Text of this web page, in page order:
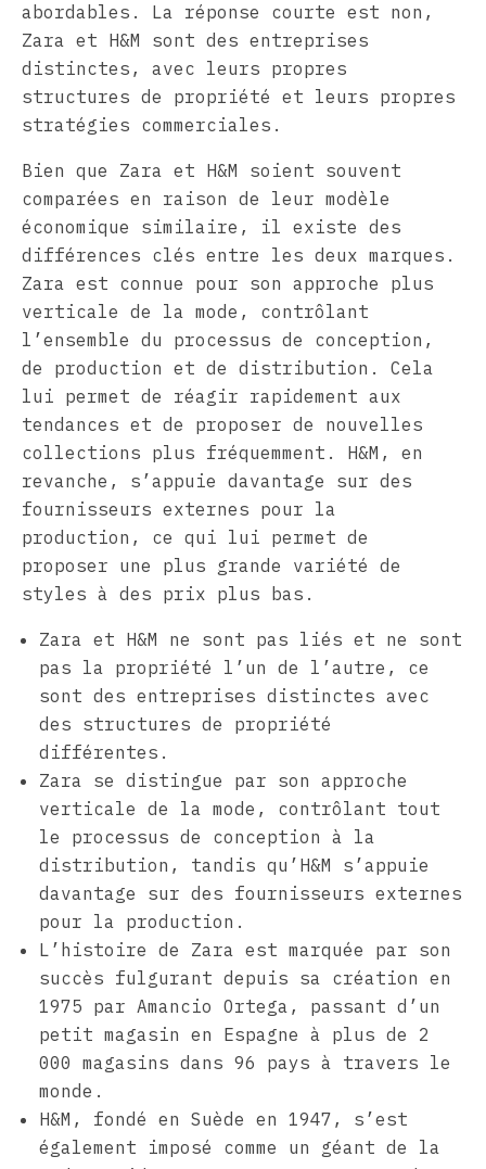
abordables. La réponse courte est non,
Zara et H&M sont des entreprises
distinctes, avec leurs propres
structures de propriété et leurs propres
stratégies commerciales.
Bien que Zara et H&M soient souvent
comparées en raison de leur modèle
économique similaire, il existe des
différences clés entre les deux marques.
Zara est connue pour son approche plus
verticale de la mode, contrôlant
l’ensemble du processus de conception,
de production et de distribution. Cela
lui permet de réagir rapidement aux
tendances et de proposer de nouvelles
collections plus fréquemment. H&M, en
revanche, s’appuie davantage sur des
fournisseurs externes pour la
production, ce qui lui permet de
proposer une plus grande variété de
styles à des prix plus bas.
Zara et H&M ne sont pas liés et ne sont
pas la propriété l’un de l’autre, ce
sont des entreprises distinctes avec
des structures de propriété
différentes.
Zara se distingue par son approche
verticale de la mode, contrôlant tout
le processus de conception à la
distribution, tandis qu’H&M s’appuie
davantage sur des fournisseurs externes
pour la production.
L’histoire de Zara est marquée par son
succès fulgurant depuis sa création en
1975 par Amancio Ortega, passant d’un
petit magasin en Espagne à plus de 2
000 magasins dans 96 pays à travers le
monde.
H&M, fondé en Suède en 1947, s’est
également imposé comme un géant de la